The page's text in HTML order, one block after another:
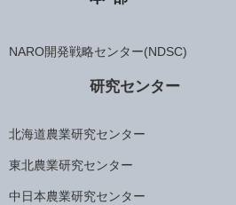
NARO開発戦略センター(NDSC)
研究センター
北海道農業研究センター
東北農業研究センター
中日本農業研究センター